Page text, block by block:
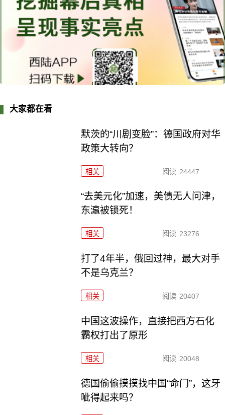
大家都在看
默茨的“川剧变脸”：德国政府对华
政策大转向？
相关 阅读 24447
“去美元化”加速，美债无人问津，
东瀛被锁死！
相关 阅读 23276
打了4年半，俄回过神，最大对手
不是乌克兰？
相关 阅读 20407
中国这波操作，直接把西方石化
霸权打出了原形
相关 阅读 20048
德国偷偷摸摸找中国“命门”，这牙
呲得起来吗？